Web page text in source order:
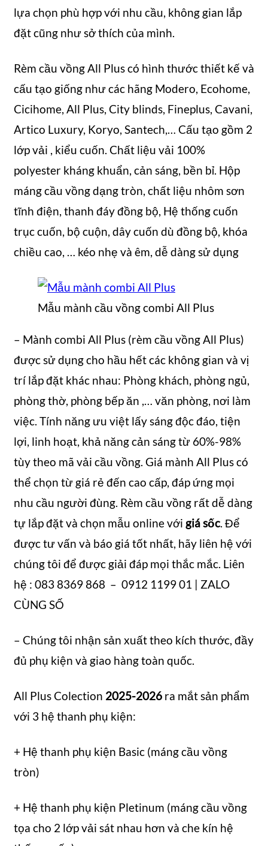
lựa chọn phù hợp với nhu cầu, không gian lắp
đặt cũng như sở thích của mình.
Rèm cầu vồng All Plus có hình thước thiết kế và
cấu tạo giống như các hãng Modero, Ecohome,
Cicihome, All Plus, City blinds, Fineplus, Cavani,
Artico Luxury, Koryo, Santech,… Cấu tạo gồm 2
lớp vải , kiểu cuốn. Chất liệu vải 100%
polyester kháng khuẩn, cản sáng, bền bỉ. Hộp
máng cầu vồng dạng tròn, chất liệu nhôm sơn
tĩnh điện, thanh đáy đồng bộ, Hệ thống cuốn
trục cuốn, bộ cuộn, dây cuốn dù đồng bộ, khóa
chiều cao, … kéo nhẹ và êm, dễ dàng sử dụng
Mẫu mành cầu vồng combi All Plus
– Mành combi All Plus (rèm cầu vồng All Plus)
được sử dụng cho hầu hết các không gian và vị
trí lắp đặt khác nhau: Phòng khách, phòng ngủ,
phòng thờ, phòng bếp ăn ,… văn phòng, nơi làm
việc. Tính năng ưu việt lấy sáng độc đáo, tiện
lợi, linh hoạt, khả năng cản sáng từ 60%-98%
tùy theo mã vải cầu vồng. Giá mành All Plus có
thể chọn từ giá rẻ đến cao cấp, đáp ứng mọi
nhu cầu người đùng. Rèm cầu vồng rất dễ dàng
tự lắp đặt và chọn mẫu online với giá sốc. Để
được tư vấn và báo giá tốt nhất, hãy liên hệ với
chúng tôi để được giải đáp mọi thắc mắc. Liên
hệ : 083 8369 868 – 0912 1199 01 | ZALO
CÙNG SỐ
– Chúng tôi nhận sản xuất theo kích thước, đầy
đủ phụ kiện và giao hàng toàn quốc.
All Plus Colection 2025-2026 ra mắt sản phẩm
với 3 hệ thanh phụ kiện:
+ Hệ thanh phụ kiện Basic (máng cầu vồng
tròn)
+ Hệ thanh phụ kiện Pletinum (máng cầu vồng
tọa cho 2 lớp vải sát nhau hơn và che kín hệ